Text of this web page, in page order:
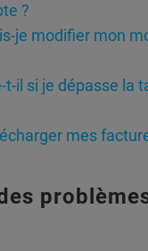
?
je modifier mon
t-il si je dépasse la
mes